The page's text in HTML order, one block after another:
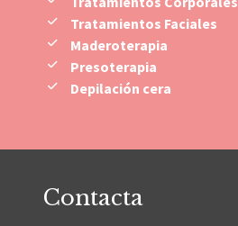
Tratamientos Faciales
Maderoterapia
Presoterapia
Depilación cera
Contacta